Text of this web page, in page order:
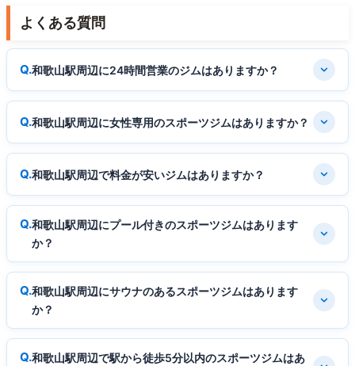
よくある質問
和歌山駅周辺に24時間営業のジムはありますか？
和歌山駅周辺に女性専用のスポーツジムはありますか？
和歌山駅周辺で料金が安いジムはありますか？
和歌山駅周辺にプール付きのスポーツジムはあります
か？
和歌山駅周辺にサウナのあるスポーツジムはあります
か？
和歌山駅周辺で駅から徒歩5分以内のスポーツジムはあ